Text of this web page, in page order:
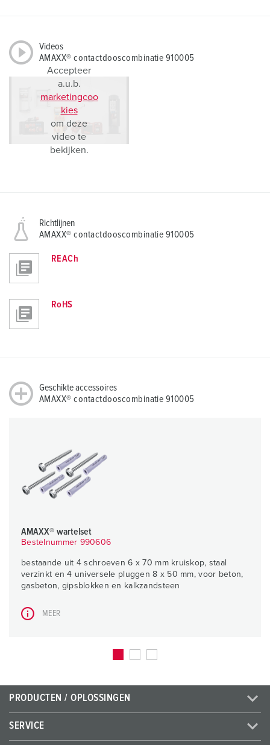
Videos
AMAXX® contactdooscombinatie 910005
Accepteer
a.u.b.
marketingcoo
kies
om deze
video te
bekijken.
Richtlijnen
AMAXX® contactdooscombinatie 910005
REACh
RoHS
Geschikte accessoires
AMAXX® contactdooscombinatie 910005
AMAXX® wartelset
Bestelnummer 990606
bestaande uit 4 schroeven 6 x 70 mm kruiskop, staal
verzinkt en 4 universele pluggen 8 x 50 mm, voor beton,
gasbeton, gipsblokken en kalkzandsteen
MEER
PRODUCTEN / OPLOSSINGEN
SERVICE